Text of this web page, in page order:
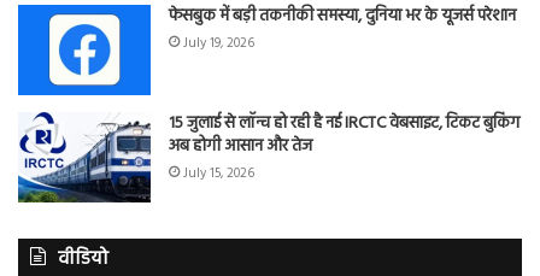
फेसबुक में बड़ी तकनीकी समस्या, दुनिया भर के यूजर्स परेशान
July 19, 2026
15 जुलाई से लॉन्च हो रही है नई IRCTC वेबसाइट, टिकट बुकिंग
अब होगी आसान और तेज
July 15, 2026
वीडियो